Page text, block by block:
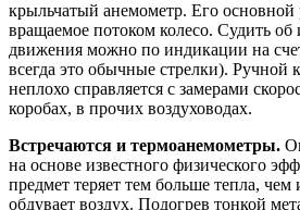
крыльчатый анемометр. Его
вращаемое потоком колесо. Судить об
движения можно по индикации на
всегда это обычные стрелки). Ручной
неплохо справляется с замерами
коробах, в прочих воздуховодах.
Встречаются и термоанемометры.
на основе известного физического
предмет теряет тем больше тепла, чем
обдувает воздух. Подогрев тонкой